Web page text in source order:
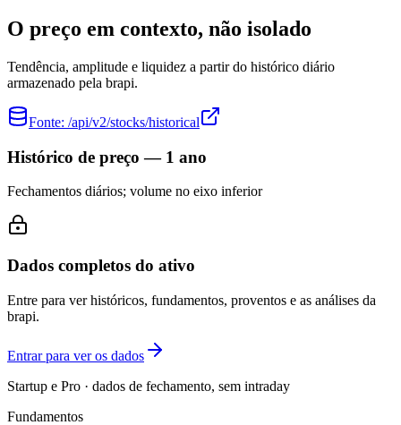
O preço em contexto, não isolado
Tendência, amplitude e liquidez a partir do histórico diário
armazenado pela brapi.
Fonte: /api/v2/stocks/historical
Histórico de preço — 1 ano
Fechamentos diários; volume no eixo inferior
Dados completos do ativo
Entre para ver históricos, fundamentos, proventos e as análises da
brapi.
Entrar para ver os dados
Startup e Pro · dados de fechamento, sem intraday
Fundamentos